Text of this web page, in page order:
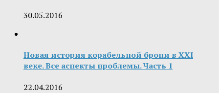
30.05.2016
Новая история корабельной брони в XXI
веке. Все аспекты проблемы. Часть 1
22.04.2016